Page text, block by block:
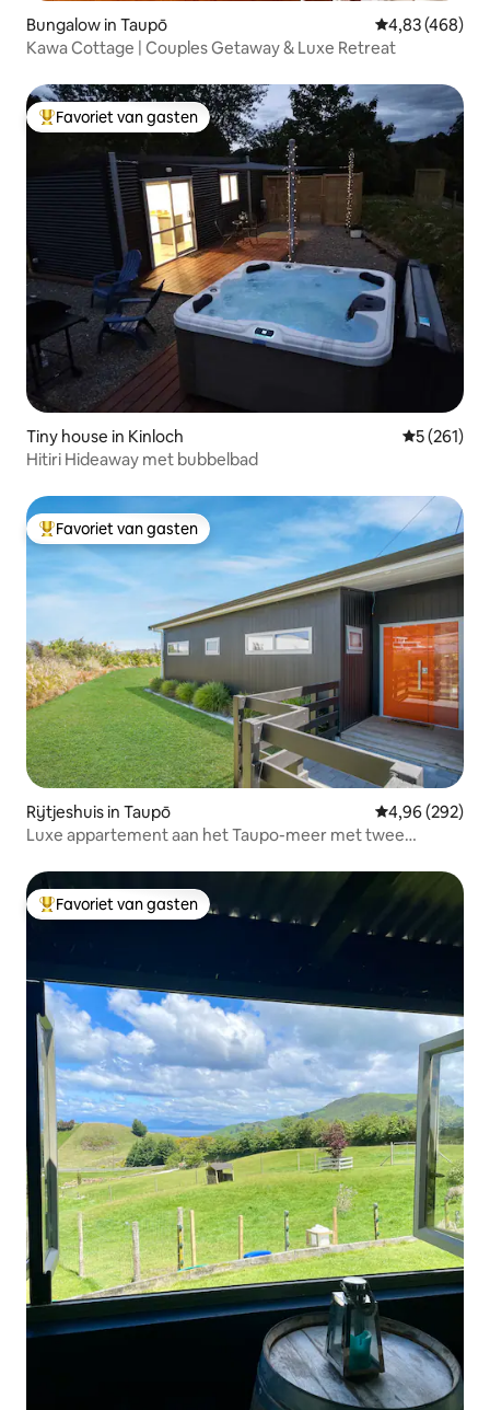
Bungalow in Taupō Gemiddelde
4,83 (468)
Kawa Cottage | Couples Getaway & Luxe Retreat
Topfavoriet van gasten
Favoriet van gasten
Tiny house in Kinloch
5 (261)
Hitiri Hideaway met bubbelbad
Topfavoriet van gasten
Favoriet van gasten
Rijtjeshuis in Taupō Gemiddelde
4,96 (292)
Luxe appartement aan het Taupo-meer met twee
Topfavoriet van gasten
Favoriet van gasten